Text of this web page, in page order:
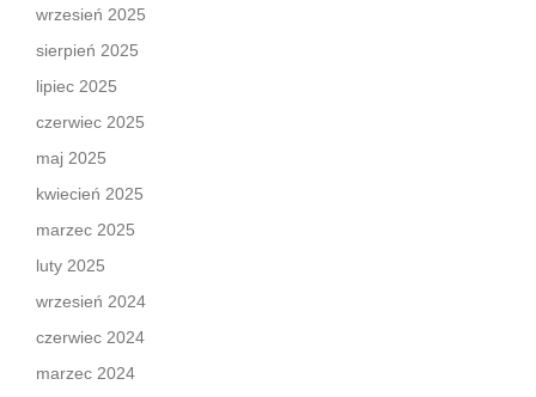
wrzesień 2025
sierpień 2025
lipiec 2025
czerwiec 2025
maj 2025
kwiecień 2025
marzec 2025
luty 2025
wrzesień 2024
czerwiec 2024
marzec 2024